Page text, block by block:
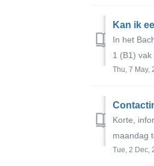
Kan ik
In het
1 (B1)
Thu, 7 May,
Korte,
maandag
Tue, 2 Dec,